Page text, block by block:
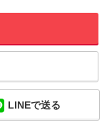
LINEで送る